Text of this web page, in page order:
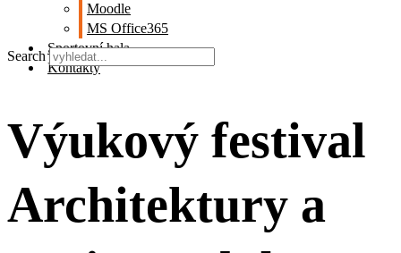
Moodle
MS Office365
Sportovní hala
Kontakty
Search
Výukový festival
Architektury a